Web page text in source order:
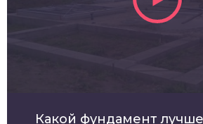
Какой фундамент